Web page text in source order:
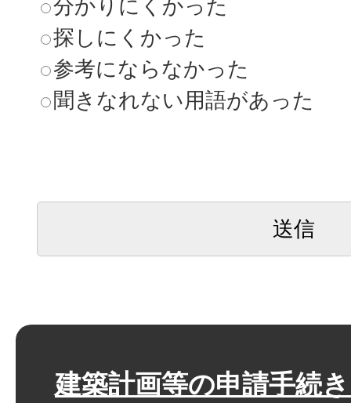
分かりにくかった
探しにくかった
参考にならなかった
聞きなれない用語があった
建築計画等の申請手続